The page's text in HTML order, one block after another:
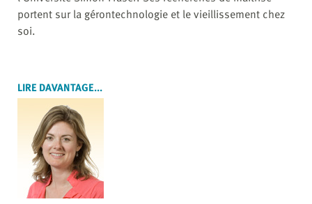
portent sur la gérontechnologie et le vieillissement chez
soi.
LIRE DAVANTAGE...